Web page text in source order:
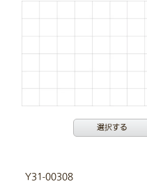
選択する
Y31-00308